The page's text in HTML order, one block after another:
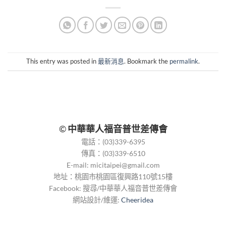
This entry was posted in最新消息. Bookmark the permalink.
©中華華人福音普世差傳會
電話：(03)339-6395
傳真：(03)339-6510
E-mail: micitaipei@gmail.com
地址：桃園市桃園區復興路110號15樓
Facebook: 搜尋/中華華人福音普世差傳會
網站設計/維運: Cheeridea